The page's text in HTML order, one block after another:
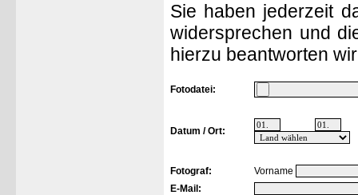
Sie haben jederzeit
widersprechen und
hierzu beantworten
Fotodatei:
Datum / Ort:
Fotograf:
Vorname
E-Mail: